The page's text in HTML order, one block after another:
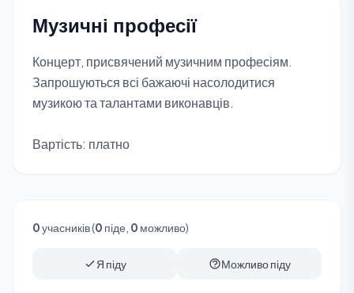
Музичні професії
Концерт, присвячений музичним професіям.
Запрошуються всі бажаючі насолодитися
музикою та талантами виконавців.
Вартість: платно
0учасників (0 піде, 0 можливо)
Я піду Можливо піду